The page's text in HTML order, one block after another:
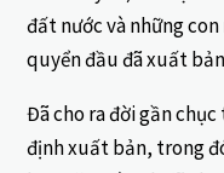
đất nước và những con
quyển đầu đã xuất
Đã cho ra đời gần
định xuất bản, trong